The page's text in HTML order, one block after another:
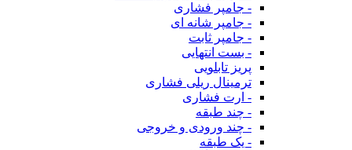
- جامپر فشاری
- جامپر شانه ای
- جامپر ثابت
- بست انتهایی
پریز تابلویی
ترمینال ریلی فشاری
- ارت فشاری
- چند طبقه
- چند ورودی و خروجی
- یک طبقه